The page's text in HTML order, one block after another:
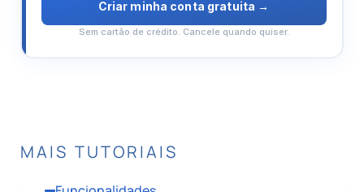
por
7
Criar minha conta gratuita →
Sem cartão de crédito. Cancele quando quiser.
MAIS TUTORIAIS